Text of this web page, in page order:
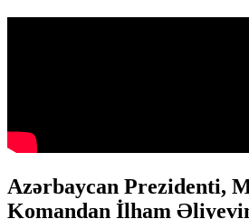
Azərbaycan Prezidenti,
Komandan İlham